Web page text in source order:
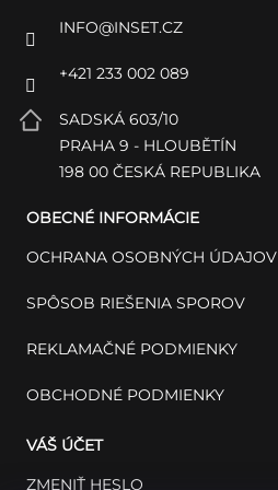
INFO@INSET.CZ
+421 233 002 089
SADSKÁ 603/10
PRAHA 9 - HLOUBĚTÍN
198 00 ČESKÁ REPUBLIKA
OBECNÉ INFORMÁCIE
OCHRANA OSOBNÝCH ÚDAJOV
SPÔSOB RIEŠENIA SPOROV
REKLAMAČNÉ PODMIENKY
OBCHODNÉ PODMIENKY
VÁŠ ÚČET
ZMENIŤ HESLO